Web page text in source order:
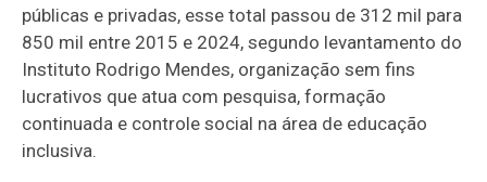
públicas e privadas, esse total passou de 312 mil para
850 mil entre 2015 e 2024, segundo levantamento do
Instituto Rodrigo Mendes, organização sem fins
lucrativos que atua com pesquisa, formação
continuada e controle social na área de educação
inclusiva.